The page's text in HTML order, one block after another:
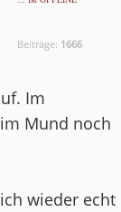
Beiträge: 1666
Im
Mund noch
wieder echt